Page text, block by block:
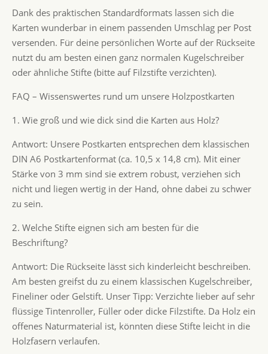
Dank des praktischen Standardformats lassen sich die
Karten wunderbar in einem passenden Umschlag per Post
versenden. Für deine persönlichen Worte auf der Rückseite
nutzt du am besten einen ganz normalen Kugelschreiber
oder ähnliche Stifte (bitte auf Filzstifte verzichten).
FAQ – Wissenswertes rund um unsere Holzpostkarten
1. Wie groß und wie dick sind die Karten aus Holz?
Antwort: Unsere Postkarten entsprechen dem klassischen
DIN A6 Postkartenformat (ca. 10,5 x 14,8 cm). Mit einer
Stärke von 3 mm sind sie extrem robust, verziehen sich
nicht und liegen wertig in der Hand, ohne dabei zu schwer
zu sein.
2. Welche Stifte eignen sich am besten für die
Beschriftung?
Antwort: Die Rückseite lässt sich kinderleicht beschreiben.
Am besten greifst du zu einem klassischen Kugelschreiber,
Fineliner oder Gelstift. Unser Tipp: Verzichte lieber auf sehr
flüssige Tintenroller, Füller oder dicke Filzstifte. Da Holz ein
offenes Naturmaterial ist, könnten diese Stifte leicht in die
Holzfasern verlaufen.